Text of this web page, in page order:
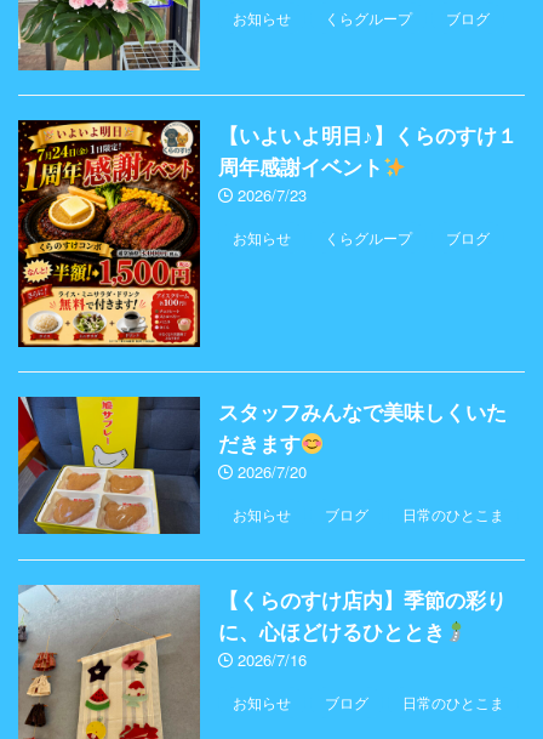
お知らせ くらグループ ブログ
【いよいよ明日♪】くらのすけ１
周年感謝イベント
2026/7/23
お知らせ くらグループ ブログ
スタッフみんなで美味しくいた
だきます
2026/7/20
お知らせ ブログ 日常のひとこま
【くらのすけ店内】季節の彩り
に、心ほどけるひととき
2026/7/16
お知らせ ブログ 日常のひとこま